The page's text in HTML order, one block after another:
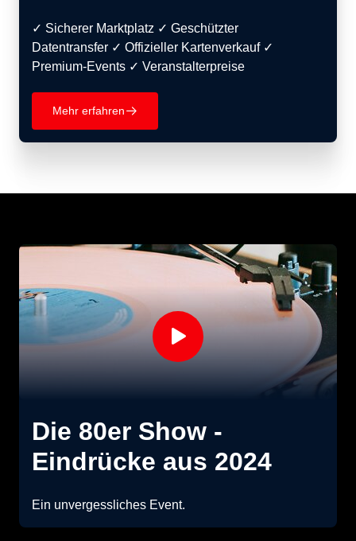
✓ Sicherer Marktplatz ✓ Geschützter
Datentransfer ✓ Offizieller Kartenverkauf ✓
Premium-Events ✓ Veranstalterpreise
Mehr erfahren􀄫
Die 80er Show -
Eindrücke aus 2024
Ein unvergessliches Event.
􀊄